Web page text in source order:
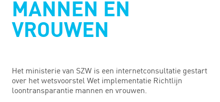
MANNEN EN
VROUWEN
Het ministerie van SZW is een internetconsultatie gestart
over het wetsvoorstel Wet implementatie Richtlijn
loontransparantie mannen en vrouwen.